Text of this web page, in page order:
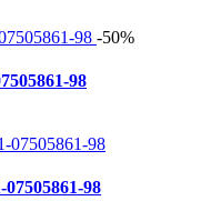
-50%
98
98